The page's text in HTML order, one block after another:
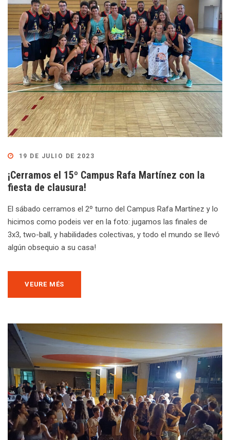
19 DE JULIO DE 2023
¡Cerramos el 15º Campus Rafa Martínez con la
fiesta de clausura!
El sábado cerramos el 2º turno del Campus Rafa Martínez y lo
hicimos como podeis ver en la foto: jugamos las finales de
3x3, two-ball, y habilidades colectivas, y todo el mundo se llevó
algún obsequio a su casa!
VEURE MÉS